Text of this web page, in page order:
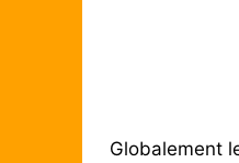
Globalement